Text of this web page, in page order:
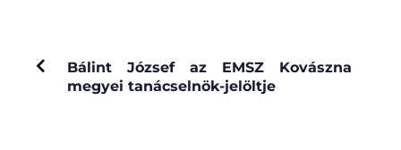
Bálint József az EMSZ Kovászna
megyei tanácselnök-jelöltje